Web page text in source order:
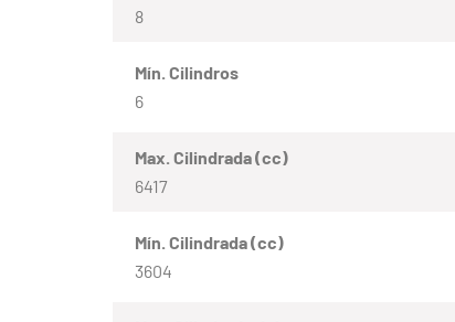
8
Mín. Cilindros
6
Max. Cilindrada (cc)
6417
Mín. Cilindrada (cc)
3604